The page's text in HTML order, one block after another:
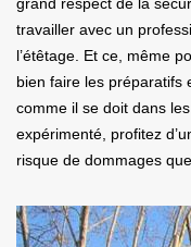
travailler avec un
l’étêtage. Et ce, même
bien faire les préparatifs
comme il se doit dans
expérimenté, profitez
risque de dommages